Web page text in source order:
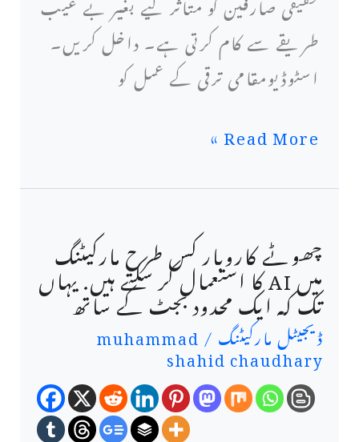
طریقے سے کام کرتی ہے۔ داخل کریں۔
اسٹوڈیومقامی ترقی کے عمل کو
فلو
کے
لیے
ایک
رہنما
Read More »
چھوٹے کاروبار کس طرح مارکیٹنگ
میں AI کا استعمال کر سکتے ہیں. یہاں
تک کہ ایک محدود بجٹ کے ساتھ
ڈیجیٹل مارکیٹنگ/
muhammad
shahid chaudhary
چھوٹے
کاروبار
کس
طرح
مارکیٹنگ